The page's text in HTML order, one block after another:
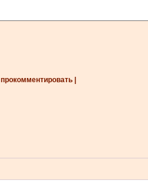
| прокомментировать |